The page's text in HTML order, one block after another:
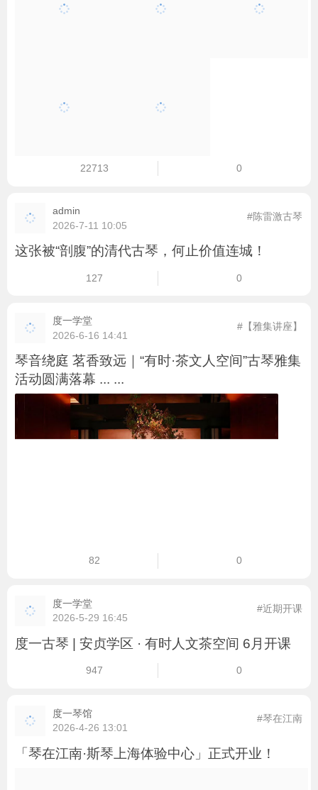
22713 0
admin
2026-7-11 10:05
#陈雷激古琴
这张被“剖腹”的清代古琴，何止价值连城！
127 0
度一学堂
2026-6-16 14:41
#【雅集讲座】
琴音绕庭 茗香致远｜“有时·茶文人空间”古琴雅集
活动圆满落幕 ... ...
82 0
度一学堂
2026-5-29 16:45
#近期开课
度一古琴 | 安贞学区 · 有时人文茶空间 6月开课
947 0
度一琴馆
2026-4-26 13:01
#琴在江南
「琴在江南·斯琴上海体验中心」正式开业！